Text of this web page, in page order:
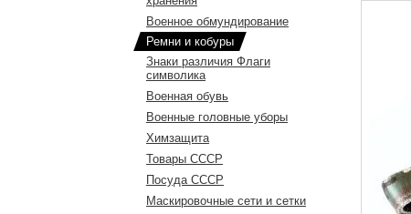
Военное обмундирование
Ремни и кобуры
Знаки различия Флаги
символика
Военная обувь
Военные головные уборы
Химзащита
Товары СССР
Посуда СССР
Маскировочные сети и сетки